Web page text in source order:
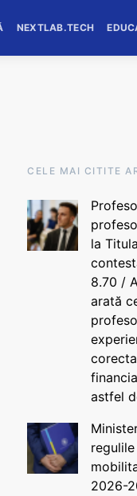
NEXTLAB.TECH
CELE MAI CITITE
la
8.70 /
arată
astfel
2026-